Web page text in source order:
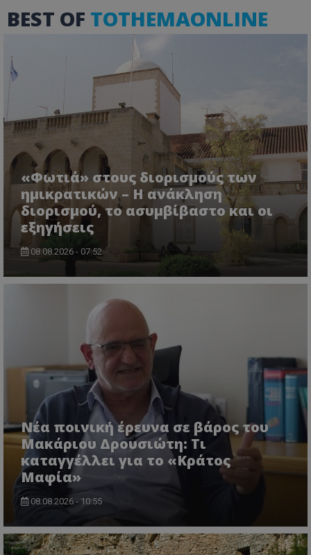
BEST OF TOTHEMAONLINE
«Φωτιά» στους διορισμούς των
ημικρατικών – Η ανάκληση
διορισμού, το ασυμβίβαστο και οι
εξηγήσεις
08.08.2026 - 07:52
Νέα ποινική έρευνα σε βάρος του
Μακάριου Δρουσιώτη: Τι
καταγγέλλει για το «Κράτος
Μαφία»
08.08.2026 - 10:55